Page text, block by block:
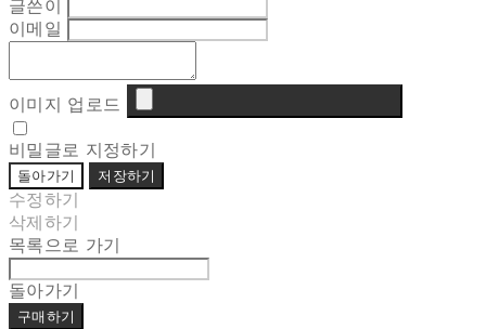
글쓴이
이메일
이미지 업로드
비밀글로 지정하기
돌아가기 저장하기
수정하기
삭제하기
목록으로 가기
돌아가기
구매하기